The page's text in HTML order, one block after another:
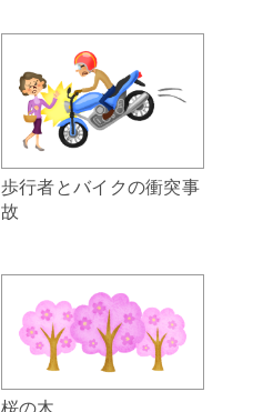
歩行者とバイクの衝突事
故